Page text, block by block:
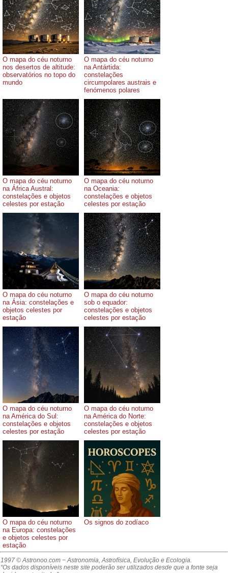
O mapa do céu noturno
nos desertos de altitude:
observatórios no topo do
mundo
O mapa do céu noturno
na Antártida:
constelações
circumpolares austrais e
fenómenos polares
O mapa do céu noturno
na África Austral:
constelações e objetos
celestes por estação
O mapa do céu noturno
na Oceania:
constelações e objetos
celestes por estação
O mapa do céu noturno
na Ásia: constelações e
objetos celestes por
estação
O mapa do céu noturno
sob o equador:
constelações e objetos
celestes por estação
O mapa do céu noturno
na América do Sul:
constelações e objetos
celestes por estação
O mapa do céu noturno
na América do Norte:
constelações e objetos
celestes por estação
O mapa do céu noturno
na Europa: constelações
e objetos celestes por
estação
Os signos do zodíaco
1997 © Astronoo.com − Astronomia, Astrofísica, Evolução e Ecologia.
“Os dados disponíveis neste site poderão ser utilizados desde que a fonte seja